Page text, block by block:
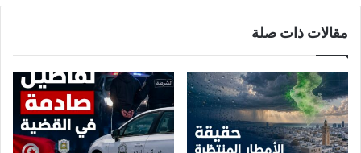
مقالات ذات صلة